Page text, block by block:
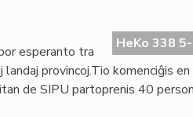
HeKo 338
esperanto tra
provincoj.Tio komenciĝis
de SIPU partoprenis 40